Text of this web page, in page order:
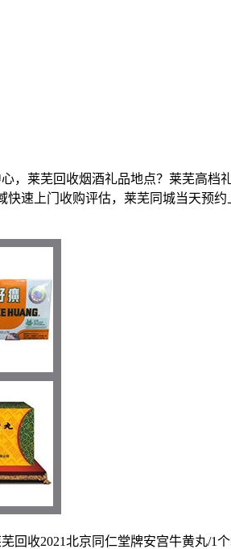
莱芜回收烟酒礼品地点？莱芜高档
快速上门收购评估，莱芜同城当天预
2021北京同仁堂牌安宫牛黄丸/1个